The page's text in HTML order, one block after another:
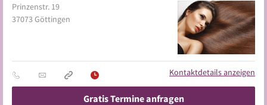
Prinzenstr. 19
37073 Göttingen
Kontaktdetails anzeigen
Gratis Termine anfragen